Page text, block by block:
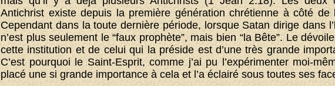
Antichrist existe depuis la première génération chrétienne à côté
Cependant dans la toute dernière période, lorsque Satan dirige dans
n’est plus seulement le “faux prophète”, mais bien “la Bête”. Le
cette institution et de celui qui la préside est d’une très grande
C’est pourquoi le Saint-Esprit, comme j’ai pu l’expérimenter moi-
placé une si grande importance à cela et l’a éclairé sous toutes ses